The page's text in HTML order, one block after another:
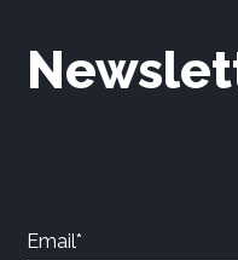
Email*